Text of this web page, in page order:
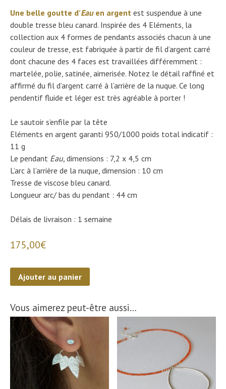
Une belle goutte d’Eau en argent est suspendue à une
double tresse bleu canard. Inspirée des 4 Eléments, la
collection aux 4 formes de pendants associés chacun à une
couleur de tresse, est fabriquée à partir de fil d’argent carré
dont chacune des 4 faces est travaillées différemment :
martelée, polie, satinée, aimerisée. Notez le détail raffiné et
affirmé du fil d’argent carré à l’arrière de la nuque. Ce long
pendentif fluide et léger est très agréable à porter !
Le sautoir s’enfile par la tête
Eléments en argent garanti 950/1000 poids total indicatif :
11 g
Le pendant Eau, dimensions : 7,2 x 4,5 cm
L’arc à l’arrière de la nuque, dimension : 10 cm
Tresse de viscose bleu canard.
Longueur arc/ bas du pendant : 44 cm
Délais de livraison : 1 semaine
175,00€
quantité
de
Eau
Ajouter au panier
Vous aimerez peut-être aussi…